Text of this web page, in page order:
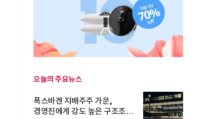
오늘의 주요뉴스
폭스바겐 지배주주 가문,
경영진에게 강도 높은 구조조정